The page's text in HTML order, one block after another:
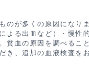
のが多くの原因になり
よる出血など）・慢性
貧血の原因を調べるこ
き、追加の血液検査を